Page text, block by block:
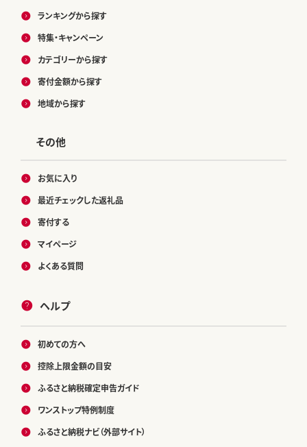
ランキングから探す
特集・キャンペーン
カテゴリーから探す
寄付金額から探す
地域から探す
その他
お気に入り
最近チェックした返礼品
寄付する
マイページ
よくある質問
ヘルプ
初めての方へ
控除上限金額の目安
ふるさと納税確定申告ガイド
ワンストップ特例制度
ふるさと納税ナビ（外部サイト）